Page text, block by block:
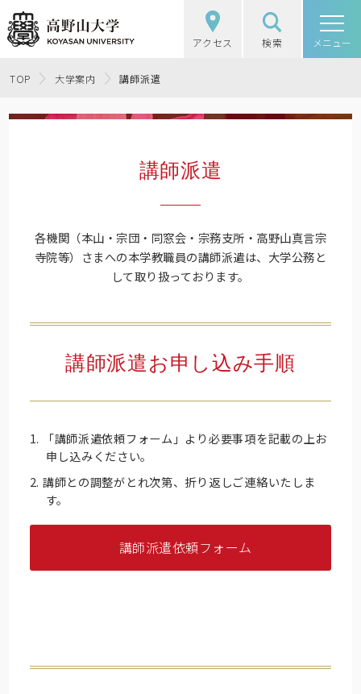
アクセス
検索
高野山大学の概要
選抜（入試）情報
学生生活
受験生の方 在学生の方
企業・一般の方 WebClass
資料請求 WEBパンフレット
TOP 大学案内 講師派遣
講師派遣
各機関（本山・宗団・同窓会・宗務支所・高野山真言宗
寺院等）さまへの本学教職員の講師派遣は、大学公務と
して取り扱っております。
講師派遣お申し込み手順
「講師派遣依頼フォーム」より必要事項を記載の上お
申し込みください。
講師との調整がとれ次第、折り返しご連絡いたしま
す。
講師派遣依頼フォーム